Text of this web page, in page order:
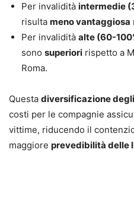
Per invalidità intermedie
risulta meno vantaggiosa
Per invalidità alte (60-
sono superiori rispetto a
Roma.
Questa diversificazione
costi per le compagnie
vittime, riducendo il
maggiore prevedibilità delle